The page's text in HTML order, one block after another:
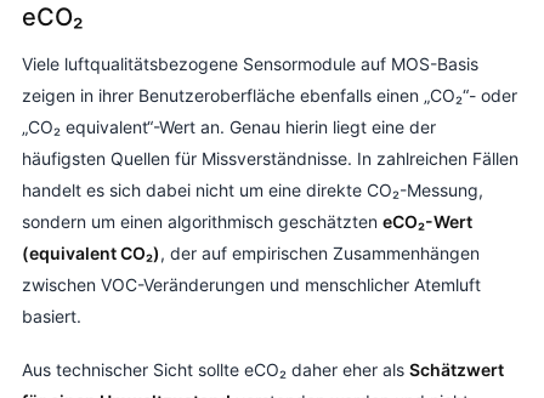
eCO₂
Viele luftqualitätsbezogene Sensormodule auf MOS-Basis
zeigen in ihrer Benutzeroberfläche ebenfalls einen „CO₂“- oder
„CO₂ equivalent“-Wert an. Genau hierin liegt eine der
häufigsten Quellen für Missverständnisse. In zahlreichen Fällen
handelt es sich dabei nicht um eine direkte CO₂-Messung,
sondern um einen algorithmisch geschätzten eCO₂-Wert
(equivalent CO₂), der auf empirischen Zusammenhängen
zwischen VOC-Veränderungen und menschlicher Atemluft
basiert.
Aus technischer Sicht sollte eCO₂ daher eher als Schätzwert